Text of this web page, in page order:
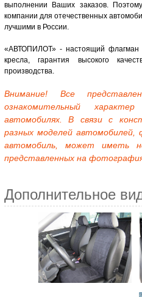
выполнении Ваших заказов.
компании для отечественных
лучшими в России.
«АВТОПИЛОТ» - настоящий флагман
кресла, гарантия высокого
производства.
Внимание! Все
ознакомительный
автомобилях. В связи с
разных моделей
автомобиль, может иметь
представленных на
Дополнительное